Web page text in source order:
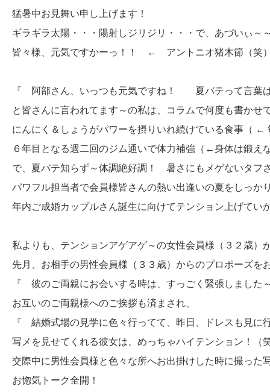
猛暑中お見舞い申し上げます！
ギラギラ太陽・・・陽射しジリジリ・・・で、あづいぃ～
皆々様、元気ですかーっ！！ ← アントニオ猪木節（笑
『 阿部さん、いっつも元気ですね！ 夏バテって言葉
と皆さんに言われてます～の私は、コラムで何度も書かせ
にんにく＆しょうがパワーを摂りいれ続けている食事（ ←
６年目となる週二回のジム通いで体力補強（←身体は鍛え
で、夏バテ知らず～体調絶好調！ 暑さにもメゲないタフ
パワフル担当者で会員様皆さんの熱い出逢いの夏をしっか
年内ご成婚カップルさん誕生に向けてテンション上げて
私よりも、テンションアゲアゲ～の女性会員様（３２歳
先月、お相手の男性会員様（３３歳）からのプロポーズを
『 彼のご両親にお会いする時は、すっごく緊張しまし
お互いのご両親様へのご挨拶も済まされ、
『 結婚式場の見学に色々行ってて、昨日、ドレスも見
写メを見せてくれる彼女は、めっちゃハイテンション！
交際中に男性会員様と色々な所へお出掛けした時に撮った
お惚気トーク全開！